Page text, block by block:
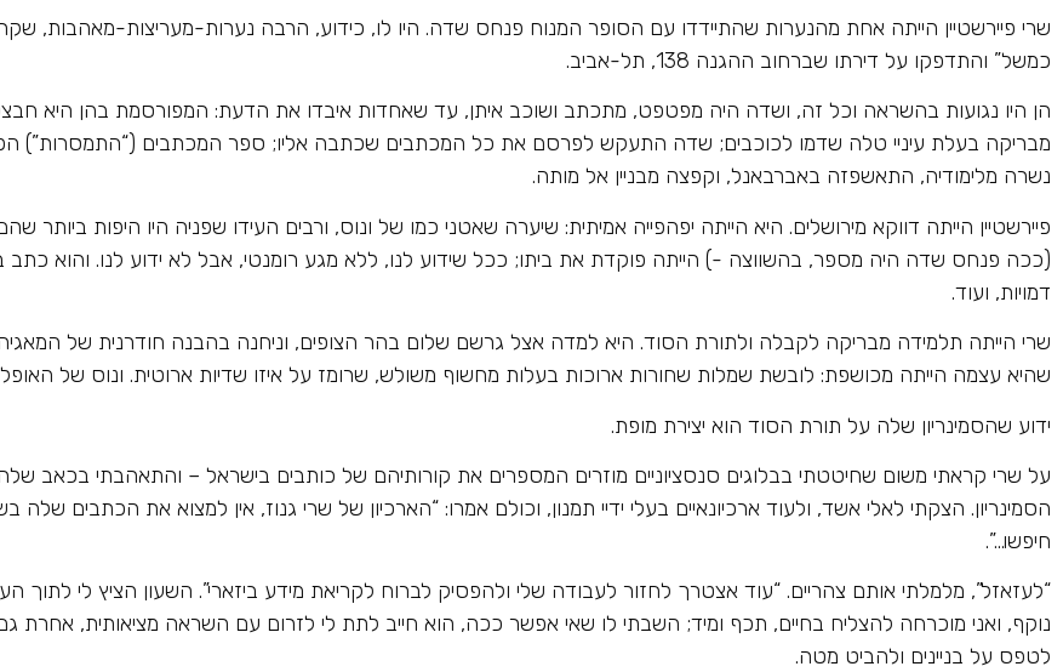
שרי פיירשטיין הייתה אחת מהנערות שהתיידדו עם הסופר המנוח פנחס שדה. היו לו, כידוע, הרבה נערות-מעריצות-מאהבות,
כמשל” והתדפקו על דירתו שברחוב ההגנה 138, תל-אביב.
הן היו נגועות בהשראה וכל זה, ושדה היה מפטפט, מתכתב ושוכב איתן, עד שאחדות איבדו את הדעת: המפורסמת בהן היא
מבריקה בעלת עיניי טלה שדמו לכוכבים; שדה התעקש לפרסם את כל המכתבים שכתבה אליו; ספר המכתבים (“התמסרות”)
נשרה מלימודיה, התאשפזה באברבאנל, וקפצה מבניין אל מותה.
פיירשטיין הייתה דווקא מירושלים. היא הייתה יפהפייה אמיתית: שיערה שאטני כמו של ונוס, ורבים העידו שפניה היו היפות ביותר
(ככה פנחס שדה היה מספר, בהשווצה -) הייתה פוקדת את ביתו; ככל שידוע לנו, ללא מגע רומנטי, אבל לא ידוע לנו. והוא
דמויות, ועוד.
שרי הייתה תלמידה מבריקה לקבלה ולתורת הסוד. היא למדה אצל גרשם שלום בהר הצופים, וניחנה בהבנה חודרנית של המאגיה
שהיא עצמה הייתה מכושפת: לובשת שמלות שחורות ארוכות בעלות מחשוף משולש, שרומז על איזו שדיות ארוטית. ונוס של
ידוע שהסמינריון שלה על תורת הסוד הוא יצירת מופת.
על שרי קראתי משום שחיטטתי בבלוגים סנסציוניים מוזרים המספרים את קורותיהם של כותבים בישראל – והתאהבתי בכאב
הסמינריון. הצקתי לאלי אשד, ולעוד ארכיונאיים בעלי ידיי תמנון, וכולם אמרו: “הארכיון של שרי גנוז, אין למצוא את הכתבים שלה
חיפשו…”.
“לעזאזל”, מלמלתי אותם צהריים. “עוד אצטרך לחזור לעבודה שלי ולהפסיק לברוח לקריאת מידע ביזארי”. השעון הציץ לי לתוך
נוקף, ואני מוכרחה להצליח בחיים, תכף ומיד; השבתי לו שאי אפשר ככה, הוא חייב לתת לי לזרום עם השראה מציאותית, אחרת
לטפס על בניינים ולהביט מטה.